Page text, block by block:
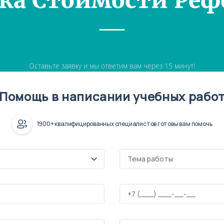
Оставьте заявку и мы ответим вам через 15 минут!
в написании учебных работ
1900+ квалифицированных специалистов готовы вам помочь